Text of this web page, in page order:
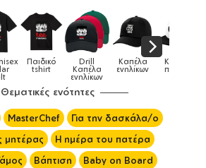
Drill
Καπέλα
Καπέλα
ενηλίκων
Καπέλα
παιδικά Κούπες
Θεματικές ενότητες
MasterChef
Για την δασκάλα/ο
μητέρας
Η ημέρα του πατέρα
Βάπτιση
Baby on Board